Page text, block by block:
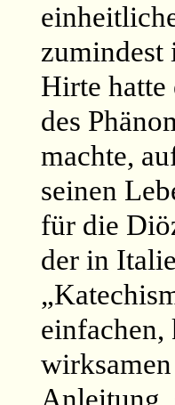
zumindest
Hirte hatte
des
machte,
seinen
für die
der in
einfachen,